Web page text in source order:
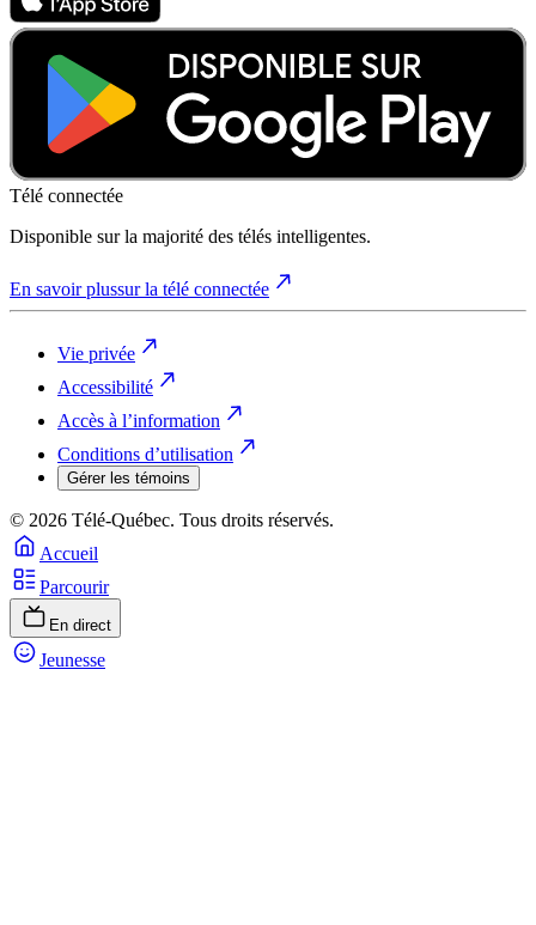
Télé connectée
Disponible sur la majorité des télés intelligentes.
En savoir plussur la télé connectée
Vie privée
Accessibilité
Accès à l’information
Conditions d’utilisation
Gérer les témoins
© 2026 Télé-Québec. Tous droits réservés.
Accueil
Parcourir
En direct
Jeunesse